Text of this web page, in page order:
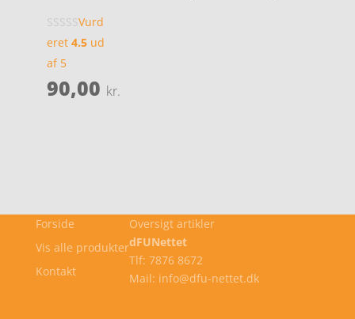
Vurd
eret 4.5ud
af 5
90,00 kr.
Forside
Vis alle produkter
Kontakt
Oversigt artikler
dFUNettet
Tlf: 7876 8672
Mail: info@dfu-nettet.dk